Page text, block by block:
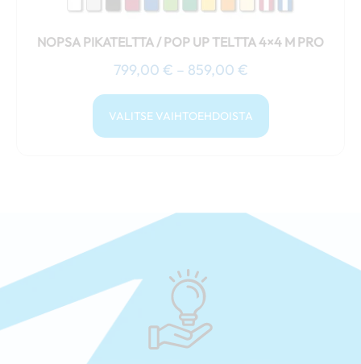
NOPSA PIKATELTTA / POP UP TELTTA 4×4 M PRO
799,00 € – 859,00 €
VALITSE VAIHTOEHDOISTA